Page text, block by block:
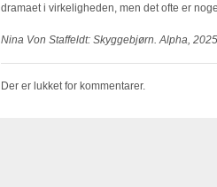
dramaet i virkeligheden, men det ofte er
Nina Von Staffeldt: Skyggebjørn. Alpha,
Der er lukket for kommentarer.